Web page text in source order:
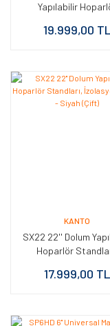
Yapılabilir
- Siyah (Çift)
19.999,00 TL
KANTO
SX22 22'' Dolum
Hoparlör
(Çift)
17.999,00 TL